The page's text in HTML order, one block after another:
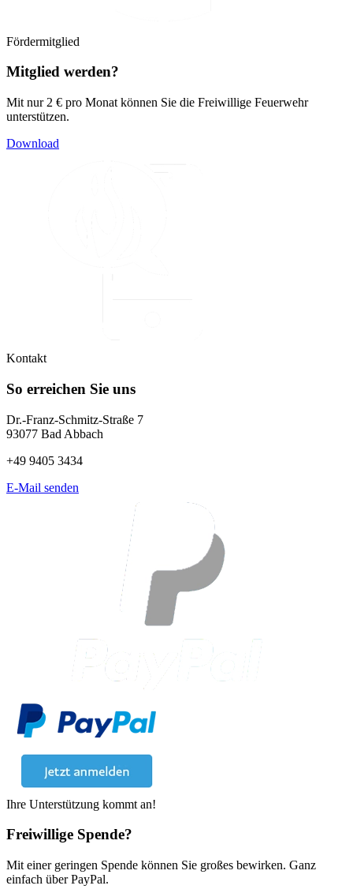
Fördermitglied
Mitglied werden?
Mit nur 2 € pro Monat können Sie die Freiwillige Feuerwehr
unterstützen.
Download
Kontakt
So erreichen Sie uns
Dr.-Franz-Schmitz-Straße 7
93077 Bad Abbach
+49 9405 3434
E-Mail senden
Ihre Unterstützung kommt an!
Freiwillige Spende?
Mit einer geringen Spende können Sie großes bewirken. Ganz
einfach über PayPal.